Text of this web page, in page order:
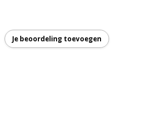
Je beoordeling toevoegen